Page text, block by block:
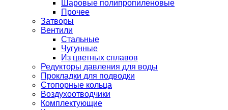
Шаровые полипропиленовые
Прочее
Затворы
Вентили
Стальные
Чугунные
Из цветных сплавов
Редукторы давления для воды
Прокладки для подводки
Стопорные кольца
Воздухоотводчики
Комплектующие